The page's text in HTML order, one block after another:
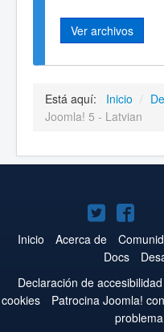
Ver archivos
Está aquí: Inicio /
Joomla! 5 - Latvian
Joomla!
en
Twitter
en
Inicio Acerca de
Docs
Declaración de accesibilidad
cookies
Patrocina Joomla!
problema